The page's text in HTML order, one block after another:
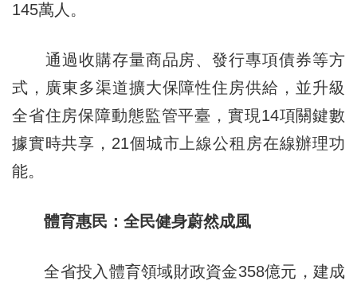
145萬人。
通過收購存量商品房、發行專項債券等方
式，廣東多渠道擴大保障性住房供給，並升級
全省住房保障動態監管平臺，實現14項關鍵數
據實時共享，21個城市上線公租房在線辦理功
能。
體育惠民：全民健身蔚然成風
全省投入體育領域財政資金358億元，建成